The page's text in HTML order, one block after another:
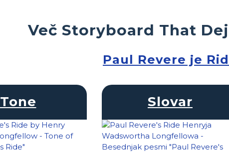
Več Storyboard That
Paul Revere je
Tone Slovar